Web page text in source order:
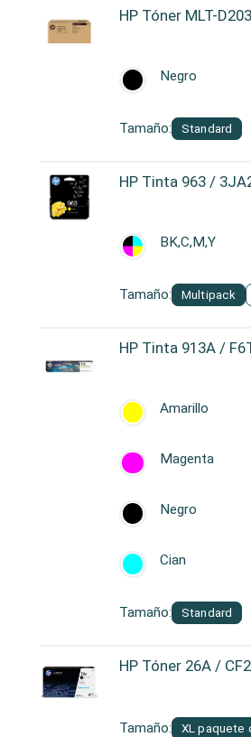
HP Tóner MLT-
Tamaño: Standard
Negro
HP Tinta 963 /
Tamaño: Multipack
BK,C,M,Y
HP Tinta 913A /
Tamaño: Standard
Amarillo
Magenta
Negro
Cian
HP Tóner 26A /
Tamaño: XL paquete